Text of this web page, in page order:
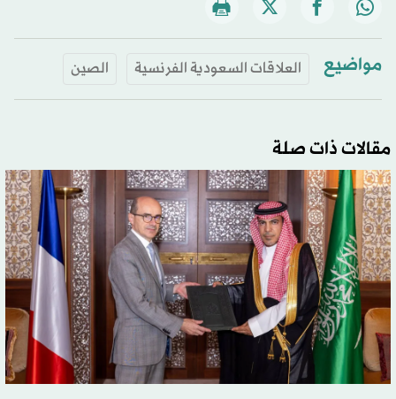
مواضيع العلاقات السعودية الفرنسية الصين
مقالات ذات صلة